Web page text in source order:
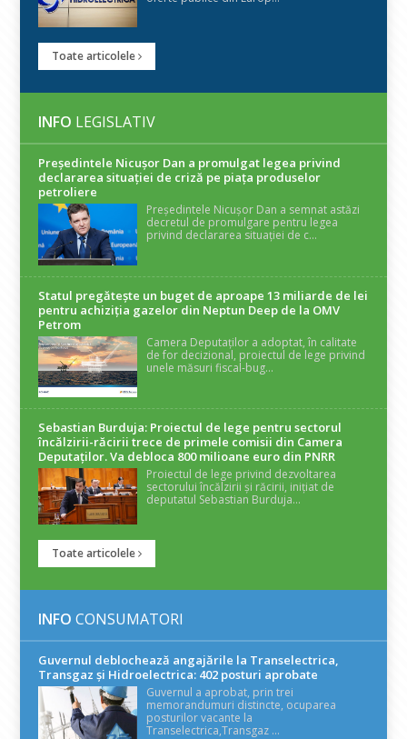
Toate articolele
INFO LEGISLATIV
Președintele Nicuşor Dan a promulgat legea privind
declararea situaţiei de criză pe piaţa produselor
petroliere
Președintele Nicușor Dan a semnat astăzi
decretul de promulgare pentru legea
privind declararea situației de c...
Statul pregătește un buget de aproape 13 miliarde de lei
pentru achiziția gazelor din Neptun Deep de la OMV
Petrom
Camera Deputaților a adoptat, în calitate
de for decizional, proiectul de lege privind
unele măsuri fiscal-bug...
Sebastian Burduja: Proiectul de lege pentru sectorul
încălzirii-răcirii trece de primele comisii din Camera
Deputaților. Va debloca 800 milioane euro din PNRR
Proiectul de lege privind dezvoltarea
sectorului încălzirii și răcirii, inițiat de
deputatul Sebastian Burduja...
Toate articolele
INFO CONSUMATORI
Guvernul deblochează angajările la Transelectrica,
Transgaz și Hidroelectrica: 402 posturi aprobate
Guvernul a aprobat, prin trei
memorandumuri distincte, ocuparea
posturilor vacante la
Transelectrica,Transgaz ...